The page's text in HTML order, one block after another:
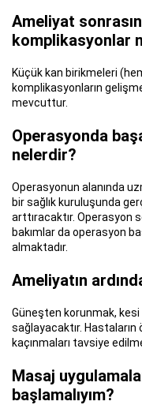
Ameliyat
komplikasyonlar
Küçük kan birikmeleri
komplikasyonların
mevcuttur.
Operasyonda
nelerdir?
Operasyonun alanında
bir sağlık kuruluşunda
arttıracaktır. Operasyon
bakımlar da operasyon
almaktadır.
Ameliyatın
Güneşten korunmak,
sağlayacaktır.
kaçınmaları tavsiye
Masaj
başlamalıyım?